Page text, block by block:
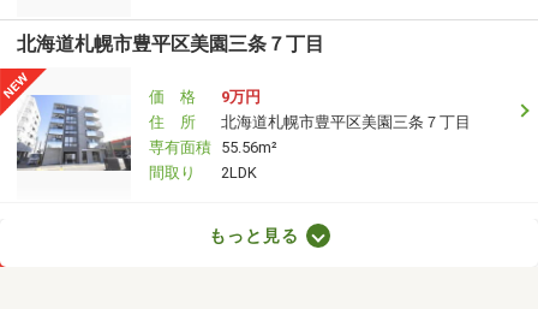
北海道札幌市豊平区美園三条７丁目
価 格
9万円
住 所
北海道札幌市豊平区美園三条７丁目
専有面積 55.56m²
間取り
2LDK
北海道札幌市中央区南十六条西６
もっと見る